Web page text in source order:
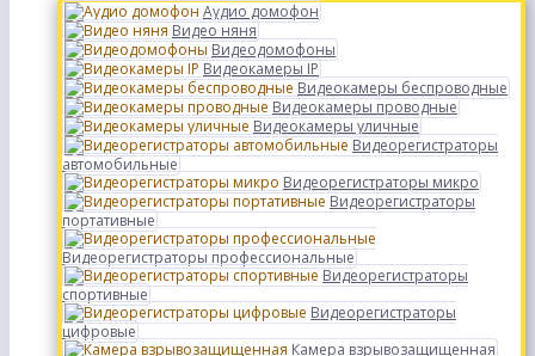
Аудио домофон
Видео няня
Видеодомофоны
Видеокамеры IP
Видеокамеры беспроводные
Видеокамеры проводные
Видеокамеры уличные
Видеорегистраторы
автомобильные
Видеорегистраторы микро
Видеорегистраторы
портативные
Видеорегистраторы профессиональные
Видеорегистраторы
спортивные
Видеорегистраторы
цифровые
Камера взрывозащищенная